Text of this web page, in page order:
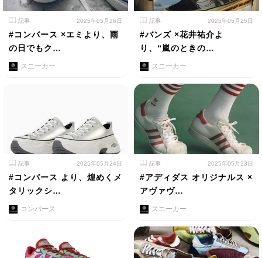
記事 2025年05月26日
#コンバース ×エミより、雨
の日でもク…
スニーカー
記事 2025年05月25日
#バンズ ×花井祐介よ
り、“嵐のときの…
スニーカー
記事 2025年05月24日
#コンバース より、煌めくメ
タリックシ…
コンバース
記事 2025年05月23日
#アディダス オリジナルス ×
アヴァヴ…
スニーカー